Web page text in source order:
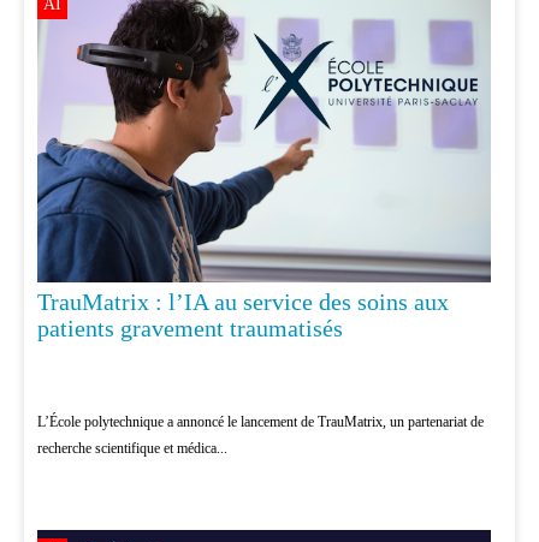
AI
TrauMatrix : l’IA au service des soins aux
patients gravement traumatisés
L’École polytechnique a annoncé le lancement de TrauMatrix, un partenariat de
recherche scientifique et médica...